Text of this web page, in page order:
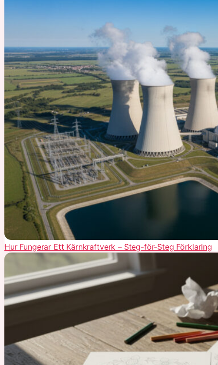
Hur Fungerar Ett Kärnkraftverk – Steg-för-Steg Förklaring